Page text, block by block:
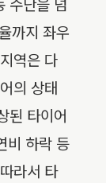
까지 좌우
역은 다
의 상태
된 타이어
비 하락 등
라서 타